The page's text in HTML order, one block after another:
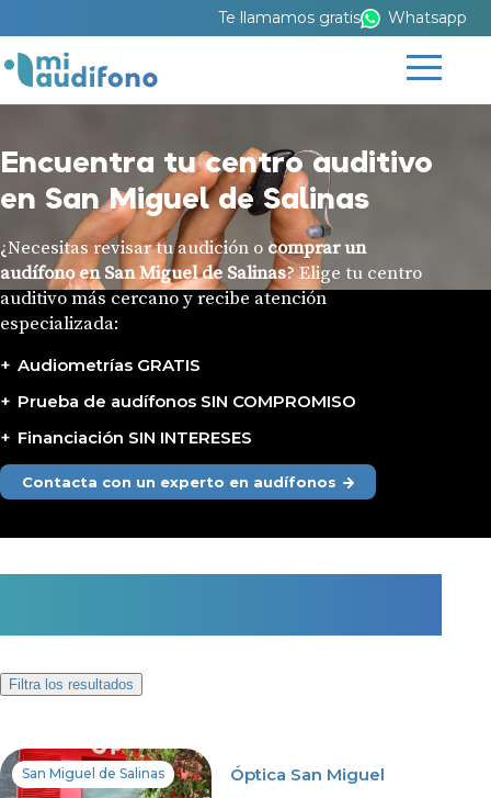
Te llamamos gratis Whatsapp
Encuentra tu centro auditivo
en San Miguel de Salinas
¿Necesitas revisar tu audición o comprar un
audífono en San Miguel de Salinas? Elige tu centro
auditivo más cercano y recibe atención
especializada:
Audiometrías GRATIS
Prueba de audífonos SIN COMPROMISO
Financiación SIN INTERESES
Contacta con un experto en audífonos
1 centro auditivo en San Miguel
Filtra los resultados
San Miguel de Salinas Óptica San Miguel